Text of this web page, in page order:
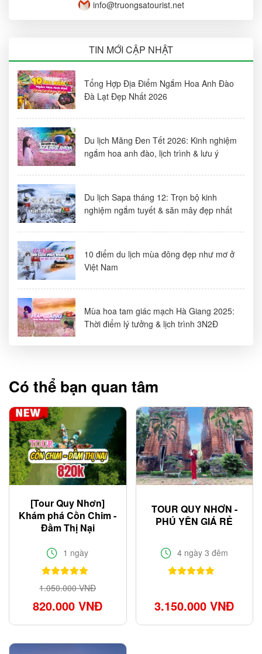
info@truongsatourist.net
TIN MỚI CẬP NHẬT
Tổng Hợp Địa Điểm Ngắm Hoa Anh Đào
Đà Lạt Đẹp Nhất 2026
Du lịch Măng Đen Tết 2026: Kinh nghiệm
ngắm hoa anh đào, lịch trình & lưu ý
Du lịch Sapa tháng 12: Trọn bộ kinh
nghiệm ngắm tuyết & săn mây đẹp nhất
10 điểm du lịch mùa đông đẹp như mơ ở
Việt Nam
Mùa hoa tam giác mạch Hà Giang 2025:
Thời điểm lý tưởng & lịch trình 3N2Đ
Có thể bạn quan tâm
[Tour Quy Nhơn]
Khám phá Cồn Chim -
Đầm Thị Nại
1 ngày
1.050.000 VNĐ
820.000 VNĐ
TOUR QUY NHƠN -
PHÚ YÊN GIÁ RẺ
4 ngày 3 đêm
3.150.000 VNĐ